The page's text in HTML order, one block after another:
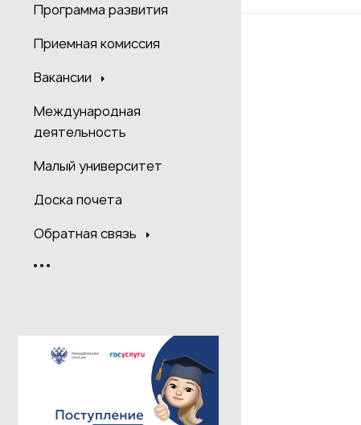
Программа развития
Приемная комиссия
Вакансии
Международная
деятельность
Малый университет
Доска почета
Обратная связь